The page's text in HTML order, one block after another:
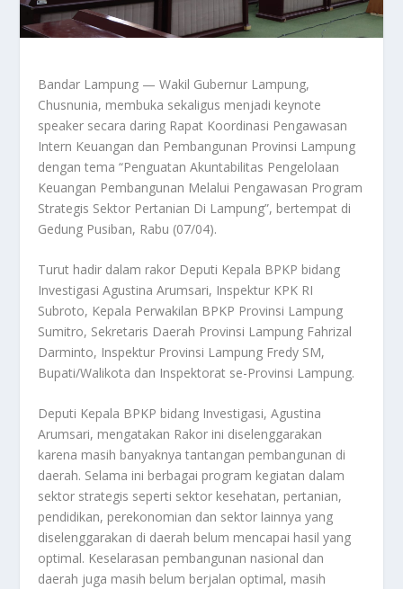
Bandar Lampung — Wakil Gubernur Lampung,
Chusnunia, membuka sekaligus menjadi keynote
speaker secara daring Rapat Koordinasi Pengawasan
Intern Keuangan dan Pembangunan Provinsi Lampung
dengan tema “Penguatan Akuntabilitas Pengelolaan
Keuangan Pembangunan Melalui Pengawasan Program
Strategis Sektor Pertanian Di Lampung”, bertempat di
Gedung Pusiban, Rabu (07/04).
Turut hadir dalam rakor Deputi Kepala BPKP bidang
Investigasi Agustina Arumsari, Inspektur KPK RI
Subroto, Kepala Perwakilan BPKP Provinsi Lampung
Sumitro, Sekretaris Daerah Provinsi Lampung Fahrizal
Darminto, Inspektur Provinsi Lampung Fredy SM,
Bupati/Walikota dan Inspektorat se-Provinsi Lampung.
Deputi Kepala BPKP bidang Investigasi, Agustina
Arumsari, mengatakan Rakor ini diselenggarakan
karena masih banyaknya tantangan pembangunan di
daerah. Selama ini berbagai program kegiatan dalam
sektor strategis seperti sektor kesehatan, pertanian,
pendidikan, perekonomian dan sektor lainnya yang
diselenggarakan di daerah belum mencapai hasil yang
optimal. Keselarasan pembangunan nasional dan
daerah juga masih belum berjalan optimal, masih